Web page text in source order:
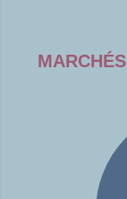
MARCHÉS